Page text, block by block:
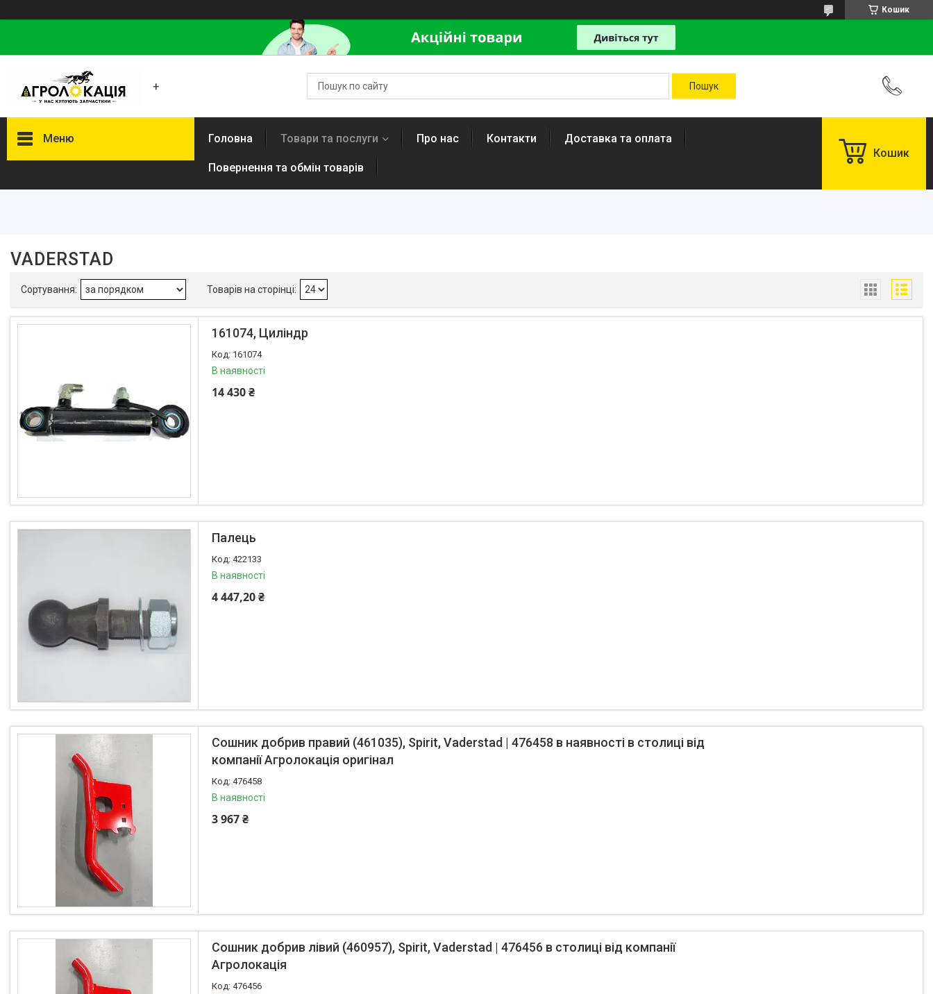
Кошик
+
Меню
Запасні частини для причіпної
запчастини до грунтообробної
Каталог
Lemken
Інше
АКЦІЙНІ ТОВАРИ
Case
John Deere
Kuhn
АКЦІЯ -40%
Ланцюги
Пальці для жаток
Запчастини для кондиціонерів
Запчастини для жаток
Сайлентблоки
Транспортери
Генератори стартери
Проблискові маячки
Підшипники
Турбіни
Дзеркала
Головна Товари та послуги Про нас Контакти Доставка та оплата
Повернення та обмін товарів
Кошик
VADERSTAD
161074, Циліндр
161074
В наявності
14 430 ₴
Палець
422133
В наявності
4 447,20 ₴
Сошник добрив правий (461035), Spirit, Vaderstad | 476458 в наявності в столиці від
компанії Агролокація оригінал
476458
В наявності
3 967 ₴
Сошник добрив лівий (460957), Spirit, Vaderstad | 476456 в столиці від компанії
Агролокація
476456